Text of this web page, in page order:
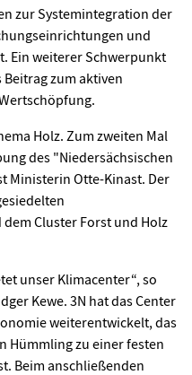
zur Systemintegration der
und
Ein weiterer Schwerpunkt
zum aktiven
Holz. Zum zweiten Mal
des "Niedersächsischen
Ministerin Otte-Kinast. Der
Cluster Forst und Holz
unser Klimacenter“, so
Kewe. 3N hat das Center
weiterentwickelt, das
Hümmling zu einer festen
Beim anschließenden